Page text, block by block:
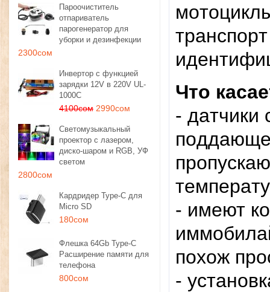
Пароочиститель
отпариватель
парогенератор для
уборки и дезинфекции
2300сом
Инвертор с функцией
зарядки 12V в 220V UL-
1000C
4100сом 2990сом
Светомузыкальный
проектор с лазером,
диско-шаром и RGB, УФ
светом
2800сом
Кардридер Type-C для
Micro SD
180сом
Флешка 64Gb Type-C
Расширение памяти для
телефона
800сом
Чтo
- дaтчики
- имeют
похож
-